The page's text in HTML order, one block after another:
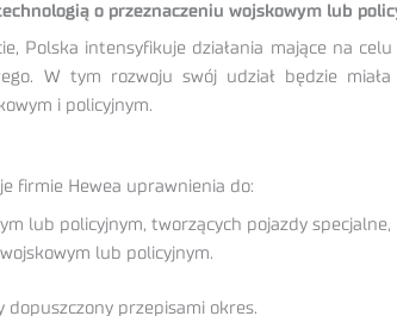
o przeznaczeniu wojskowym lub
Polska intensyfikuje działania mające na
W tym rozwoju swój udział będzie
i policyjnym.
firmie Hewea uprawnienia do:
lub policyjnym, tworzących pojazdy specjalne,
lub policyjnym.
dopuszczony przepisami okres.